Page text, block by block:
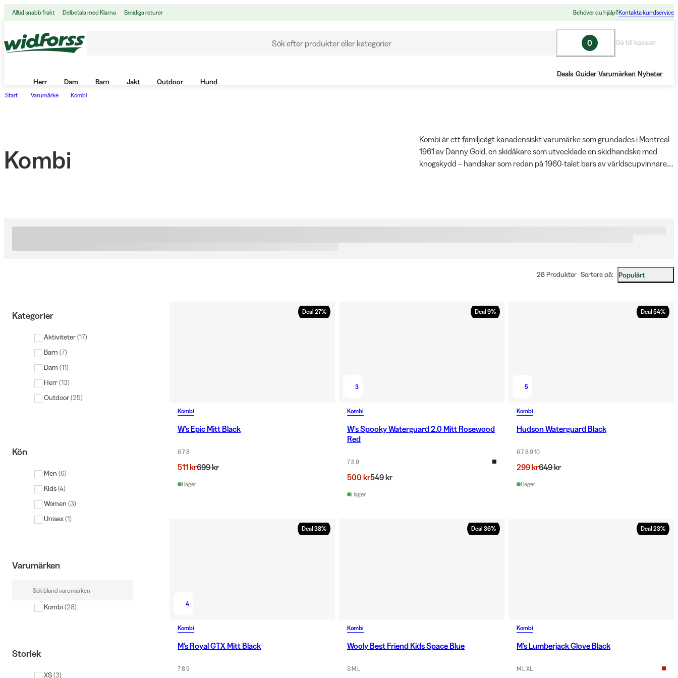
Alltid snabb frakt Delbetala med Klarna Smidiga returer Behöver du hjälp?Kontakta kundservice
Sök efter produkter eller kategorier 0 Gå till kassan
Herr Dam Barn Jakt Outdoor Hund
Deals Guider Varumärken Nyheter
Start Varumärke Kombi
Kombi
Kombi är ett familjeägt kanadensiskt varumärke som grundades i Montreal
1961 av Danny Gold, en skidåkare som utvecklade en skidhandske med
knogskydd – handskar som redan på 1960-talet bars av världscupvinnare.
28 Produkter Sortera på: Populärt
Kategorier
Aktiviteter(17)
Barn (7)
Dam (11)
Herr(13)
Outdoor(25)
Kön
Men (6)
Kids(4)
Women (3)
Unisex(1)
Varumärken
Kombi (28)
Storlek
XS(3)
Deal 27%
Kombi
W's Epic Mitt Black
6 7 8
511 kr699 kr
I lager
Deal 9%
3
Kombi
W's Spooky Waterguard 2.0 Mitt Rosewood
Red
7 8 9
500 kr549 kr
I lager
Deal 54%
5
Kombi
Hudson Waterguard Black
6 7 8 9 10
299 kr649 kr
I lager
Deal 38%
4
Kombi
M's Royal GTX Mitt Black
7 8 9
Deal 36%
Kombi
Wooly Best Friend Kids Space Blue
S M L
Deal 23%
Kombi
M's Lumberjack Glove Black
M L XL